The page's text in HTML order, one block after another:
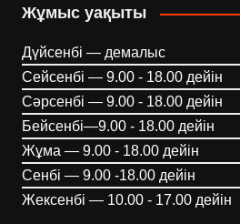
Жұмыс уақыты
Дүйсенбі — демалыс
Сейсенбі — 9.00 - 18.00 дейін
Сәрсенбі — 9.00 - 18.00 дейін
Бейсенбі—9.00 - 18.00 дейін
Жұма — 9.00 - 18.00 дейін
Сенбі — 9.00 -18.00 дейін
Жексенбі — 10.00 - 17.00 дейін